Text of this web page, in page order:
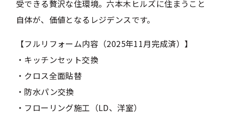
受できる贅沢な住環境。六本木ヒルズに住まうこと
自体が、価値となるレジデンスです。
【フルリフォーム内容（2025年11月完成済）】
・キッチンセット交換
・クロス全面貼替
・防水パン交換
・フローリング施工（LD、洋室）